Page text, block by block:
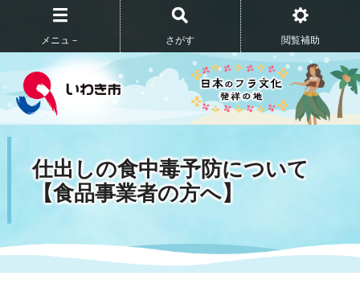
メニュ－ さがす 閲覧補助
仕出しの食中毒予防について
【食品事業者の方へ】